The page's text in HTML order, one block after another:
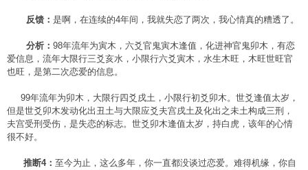
反馈： 是啊，在连续的4年间，我就失恋了两次，我心情真的糟透了。
分析： 98年流年为寅木，六爻官鬼寅木逢值，化进神官鬼卯木，有恋
爱信息，流年大限行三爻亥水，小限行六爻寅木，水生木旺，木旺世旺官
也旺，是第二次恋爱的信息。
99年流年为卯木，大限行四爻戌土，小限行初爻卯木。世爻逢值太岁，
但是世爻卯木发动化出丑土与大限应爻夫宫戌土及化出之未土构成三刑，
夫宫受刑受伤，是失恋的标志。世爻卯木逢值太岁，持白虎，该年的心情
很不好。
推断4： 至今为止，这么多年，你一直都没谈过恋爱。难得机缘，你自